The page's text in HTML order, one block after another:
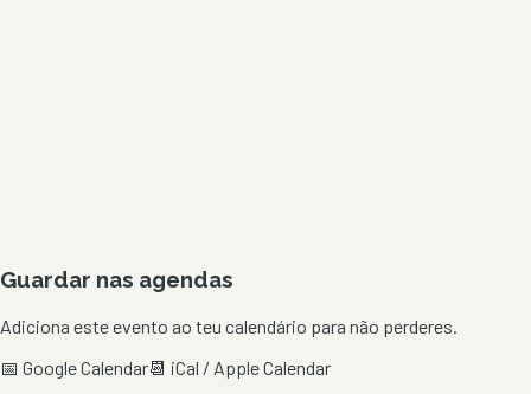
Guardar nas agendas
Adiciona este evento ao teu calendário para não perderes.
📅 Google Calendar📆 iCal / Apple Calendar